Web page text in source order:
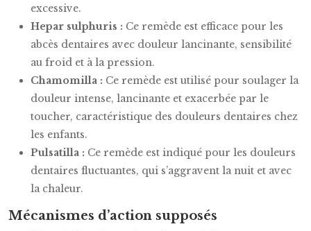
excessive.
Hepar sulphuris : Ce remède est efficace pour les
abcès dentaires avec douleur lancinante, sensibilité
au froid et à la pression.
Chamomilla : Ce remède est utilisé pour soulager la
douleur intense, lancinante et exacerbée par le
toucher, caractéristique des douleurs dentaires chez
les enfants.
Pulsatilla : Ce remède est indiqué pour les douleurs
dentaires fluctuantes, qui s’aggravent la nuit et avec
la chaleur.
Mécanismes d’action supposés